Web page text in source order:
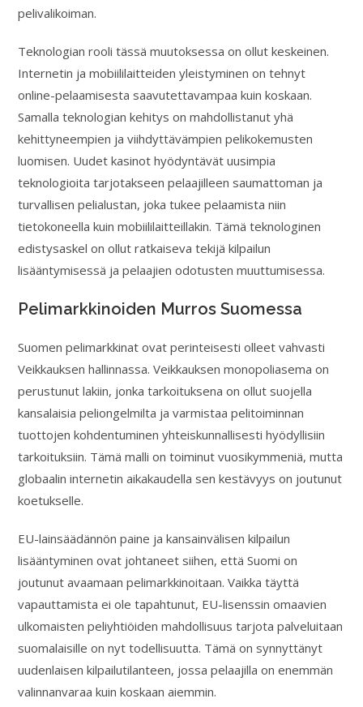
pelivalikoiman.
Teknologian rooli tässä muutoksessa on ollut keskeinen.
Internetin ja mobiililaitteiden yleistyminen on tehnyt
online-pelaamisesta saavutettavampaa kuin koskaan.
Samalla teknologian kehitys on mahdollistanut yhä
kehittyneempien ja viihdyttävämpien pelikokemusten
luomisen. Uudet kasinot hyödyntävät uusimpia
teknologioita tarjotakseen pelaajilleen saumattoman ja
turvallisen pelialustan, joka tukee pelaamista niin
tietokoneella kuin mobiililaitteillakin. Tämä teknologinen
edistysaskel on ollut ratkaiseva tekijä kilpailun
lisääntymisessä ja pelaajien odotusten muuttumisessa.
Pelimarkkinoiden Murros Suomessa
Suomen pelimarkkinat ovat perinteisesti olleet vahvasti
Veikkauksen hallinnassa. Veikkauksen monopoliasema on
perustunut lakiin, jonka tarkoituksena on ollut suojella
kansalaisia peliongelmilta ja varmistaa pelitoiminnan
tuottojen kohdentuminen yhteiskunnallisesti hyödyllisiin
tarkoituksiin. Tämä malli on toiminut vuosikymmeniä, mutta
globaalin internetin aikakaudella sen kestävyys on joutunut
koetukselle.
EU-lainsäädännön paine ja kansainvälisen kilpailun
lisääntyminen ovat johtaneet siihen, että Suomi on
joutunut avaamaan pelimarkkinoitaan. Vaikka täyttä
vapauttamista ei ole tapahtunut, EU-lisenssin omaavien
ulkomaisten peliyhtiöiden mahdollisuus tarjota palveluitaan
suomalaisille on nyt todellisuutta. Tämä on synnyttänyt
uudenlaisen kilpailutilanteen, jossa pelaajilla on enemmän
valinnanvaraa kuin koskaan aiemmin.